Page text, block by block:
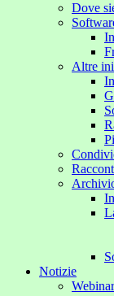
Dove
Altre
Notizie
Webinar